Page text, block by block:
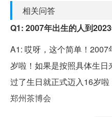
相关问答
Q1: 2007年出生的人到
A1: 哎呀，这个简单！
岁啦！如果是按照具体生日
过了生日就正式迈入16岁啦
郑州茶博会